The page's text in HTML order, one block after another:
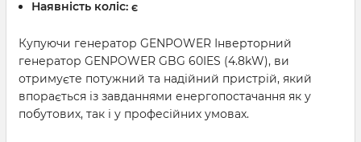
Наявність коліс: є
Купуючи генератор GENPOWER Інверторний
генератор GENPOWER GBG 60IES (4.8kW), ви
отримуєте потужний та надійний пристрій, який
впорається із завданнями енергопостачання як у
побутових, так і у професійних умовах.